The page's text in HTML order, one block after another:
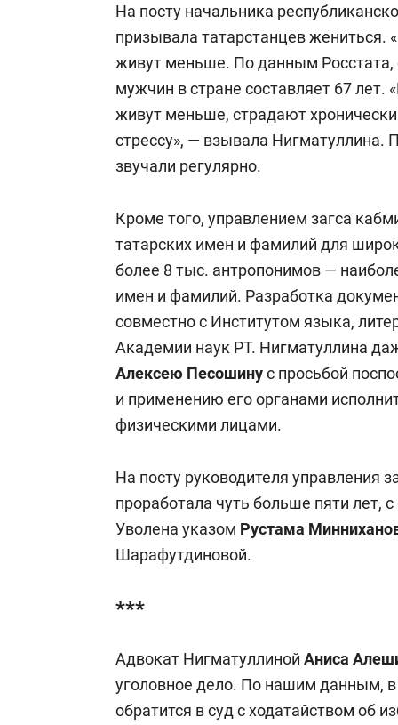
На посту начальника
призывала татарстанцев
живут меньше. По данным Росстата,
мужчин в стране составляет 67
живут меньше, страдают
стрессу», — взывала Нигматуллина.
звучали регулярно.
Кроме того, управлением загса
татарских имен и фамилий для
более 8 тыс. антропонимов —
имен и фамилий. Разработка
совместно с Институтом языка,
Академии наук РТ. Нигматуллина
Алексею Песошинус просьбой
и применению его органами
физическими лицами.
На посту руководителя управления
проработала чуть больше пяти лет,
Уволена указом Рустама
Шарафутдиновой.
***
Адвокат Нигматуллиной Аниса
уголовное дело. По нашим данным,
обратится в суд с ходатайством об